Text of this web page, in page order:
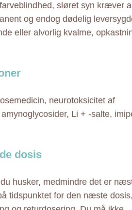
sløret syn kræver
og endog dødelig
eller alvorlig kvalme,
neurotoksicitet af
Li + -salte,
dosis
husker, medmindre det er
tidspunktet for den næste